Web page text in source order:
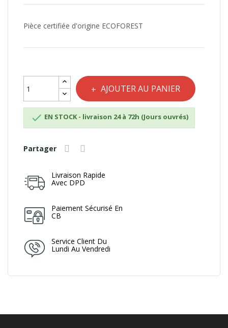
Pièce certifiée d'origine ECOFOREST
AJOUTER AU PANIER
 EN STOCK - livraison 24 à 72h (Jours ouvrés)
Partager
Livraison Rapide
Avec DPD
Paiement Sécurisé En
CB
Service Client Du
Lundi Au Vendredi